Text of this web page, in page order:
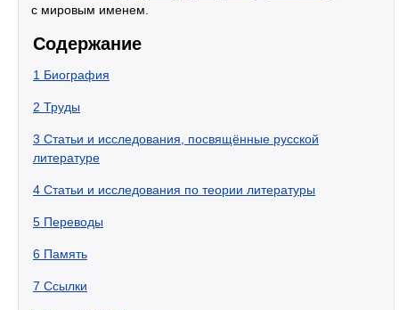
с мировым именем.
Содержание
1 Биография
2 Труды
3 Статьи и исследования, посвящённые русской
литературе
4 Статьи и исследования по теории литературы
5 Переводы
6 Память
7 Ссылки